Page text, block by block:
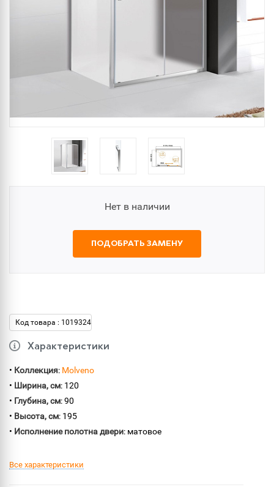
Нет в наличии
ПОДОБРАТЬ ЗАМЕНУ
Код товара : 1019324
Характеристики
• Коллекция: Molveno
• Ширина, см: 120
• Глубина, см: 90
• Высота, см: 195
• Исполнение полотна двери: матовое
Все характеристики